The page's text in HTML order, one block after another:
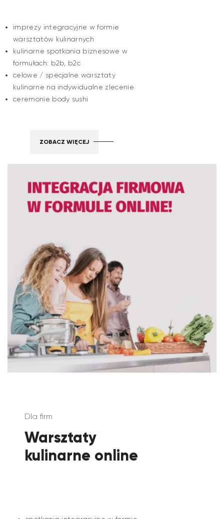
imprezy integracyjne w formie
warsztatów kulinarnych
kulinarne spotkania biznesowe w
formułach: b2b, b2c
celowe / specjalne warsztaty
kulinarne na indywidualne zlecenie
ceremonie body sushi
ZOBACZ WIĘCEJ
Dla firm
Warsztaty
kulinarne online